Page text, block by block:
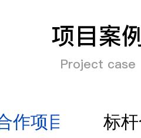
项目案
Project case
作项目 标